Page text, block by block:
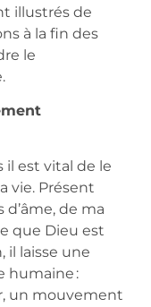
illustrés de
à la fin des
le
il est vital de le
vie. Présent
de ma
que Dieu est
il laisse une
humaine :
un mouvement